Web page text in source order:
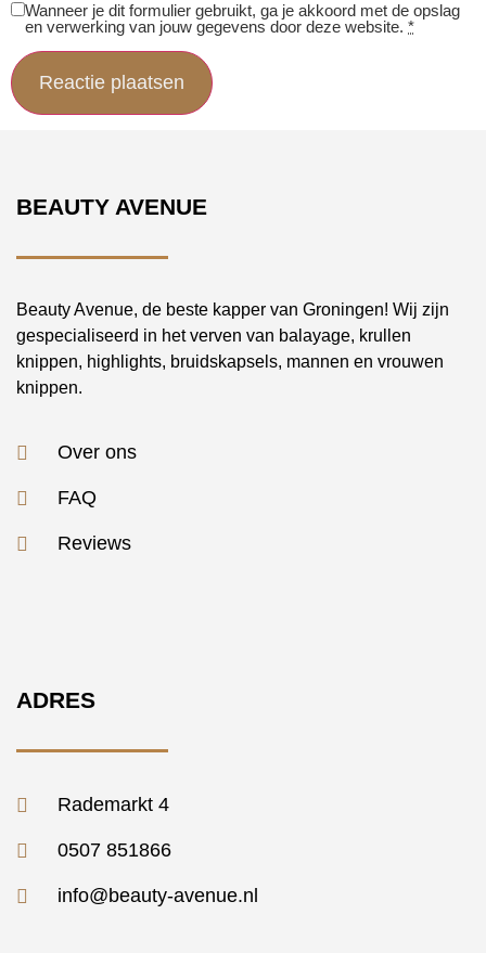
Wanneer je dit formulier gebruikt, ga je akkoord met de opslag
en verwerking van jouw gegevens door deze website. *
BEAUTY AVENUE
Beauty Avenue, de beste kapper van Groningen! Wij zijn
gespecialiseerd in het verven van balayage, krullen
knippen, highlights, bruidskapsels, mannen en vrouwen
knippen.
Over ons
FAQ
Reviews
ADRES
Rademarkt 4
0507 851866
info@beauty-avenue.nl